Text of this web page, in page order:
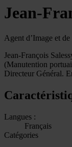
Jean-
Agent d’Image et
Jean-François
(Manutention
Directeur Général.
Langues :
Français
Catégories